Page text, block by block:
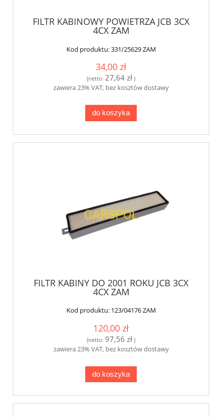
FILTR KABINOWY POWIETRZA JCB 3CX
4CX ZAM
Kod produktu:331/25629 ZAM
34,00 zł
(netto: 27,64 zł )
zawiera 23% VAT, bez kosztów dostawy
do koszyka
FILTR KABINY DO 2001 ROKU JCB 3CX
4CX ZAM
Kod produktu: 123/04176 ZAM
120,00 zł
(netto: 97,56 zł )
zawiera 23% VAT, bez kosztów dostawy
do koszyka